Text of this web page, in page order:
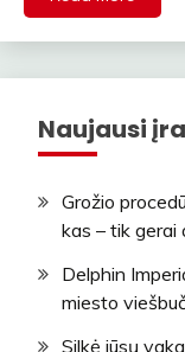
Naujausi
Grožio
kas – tik
Delphin
miesto
Silkė jūsų